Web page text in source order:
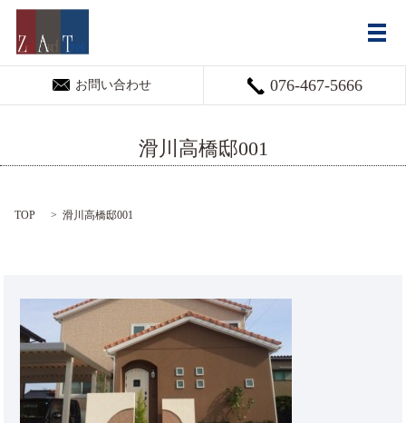
お問い合わせ 076-467-5666
メ
滑川高橋邸001
TOP 滑川高橋邸001